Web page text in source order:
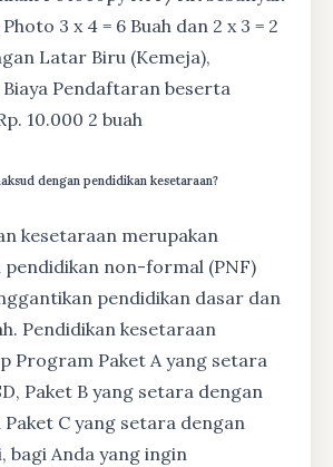
3 x 4 = 6 Buah dan 2 x 3 = 2
Latar Biru (Kemeja),
Biaya Pendaftaran beserta
10.000 2 buah
dengan pendidikan kesetaraan?
kesetaraan merupakan
non-formal (PNF)
pendidikan dasar dan
Pendidikan kesetaraan
Program Paket A yang setara
Paket B yang setara dengan
Paket C yang setara dengan
bagi Anda yang ingin